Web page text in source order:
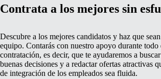
Contrata a los mejores sin
Descubre a los mejores candidatos y haz que
equipo. Contarás con nuestro apoyo durante todo
contratación, es decir, que te ayudaremos a
buenas decisiones y a redactar ofertas atractivas
de integración de los empleados sea fluida.